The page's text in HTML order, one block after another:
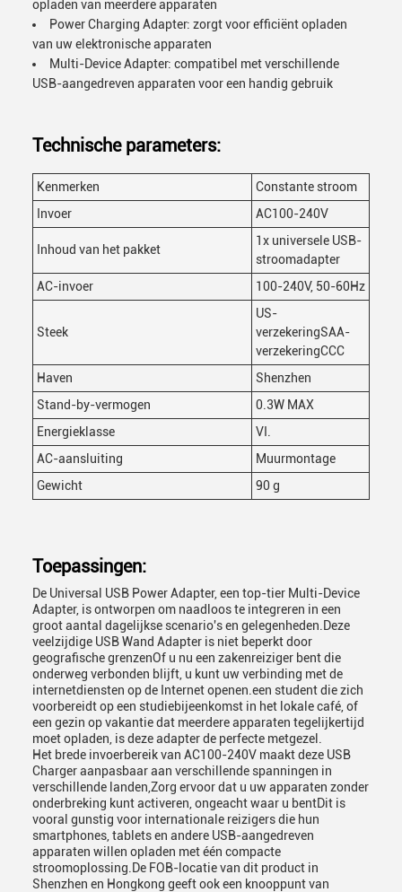
opladen van meerdere apparaten
Power Charging Adapter: zorgt voor efficiënt opladen
van uw elektronische apparaten
Multi-Device Adapter: compatibel met verschillende
USB-aangedreven apparaten voor een handig gebruik
Technische parameters:
Kenmerken
Constante stroom
Invoer
AC100-240V
Inhoud van het pakket
1x universele USB-
stroomadapter
AC-invoer
100-240V, 50-60Hz
Steek
US-
verzekeringSAA-
verzekeringCCC
Haven
Shenzhen
Stand-by-vermogen
0.3W MAX
Energieklasse
VI.
AC-aansluiting
Muurmontage
Gewicht
90 g
Toepassingen:
De Universal USB Power Adapter, een top-tier Multi-Device
Adapter, is ontworpen om naadloos te integreren in een
groot aantal dagelijkse scenario's en gelegenheden.Deze
veelzijdige USB Wand Adapter is niet beperkt door
geografische grenzenOf u nu een zakenreiziger bent die
onderweg verbonden blijft, u kunt uw verbinding met de
internetdiensten op de Internet openen.een student die zich
voorbereidt op een studiebijeenkomst in het lokale café, of
een gezin op vakantie dat meerdere apparaten tegelijkertijd
moet opladen, is deze adapter de perfecte metgezel.
Het brede invoerbereik van AC100-240V maakt deze USB
Charger aanpasbaar aan verschillende spanningen in
verschillende landen,Zorg ervoor dat u uw apparaten zonder
onderbreking kunt activeren, ongeacht waar u bentDit is
vooral gunstig voor internationale reizigers die hun
smartphones, tablets en andere USB-aangedreven
apparaten willen opladen met één compacte
stroomoplossing.De FOB-locatie van dit product in
Shenzhen en Hongkong geeft ook een knooppunt van